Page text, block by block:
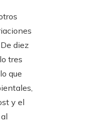
diez
tres
que
y el